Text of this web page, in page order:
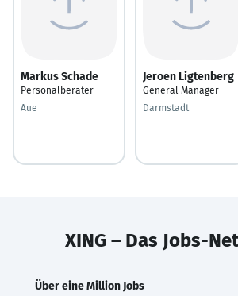
Markus Schade
Personalberater
Aue
Jeroen Ligtenberg
General Manager
Darmstadt
XING – Das Jobs-
Über eine Million Jobs